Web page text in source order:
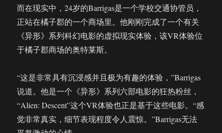
而在现实中，24岁的Barrigas是一个学校交通协管员，
正站在橘子郡的一个商场里。他刚刚完成了一个有关
《异形》系列科幻电影的虚拟现实体验，该VR体验位
于橘子郡商场的奥特莱斯。
“这是非常具有沉浸感并且极为有趣的体验，”Barrigas
说道。他是一个《异形》系列六部电影的狂热粉丝，
“Alien: Descent”这个VR体验也正是基于这些电影。“感
觉非常真实，细节表现程度令人震惊。”Barrigas无法